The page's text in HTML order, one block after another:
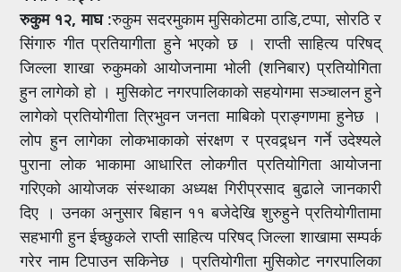
रुकुम १२, माघ:रुकुम सदरमुकाम मुसिकोटमा ठाडि,टप्पा, सोरठि र
सिंगारु गीत प्रतियागीता हुने भएको छ । राप्ती साहित्य परिषद्
जिल्ला शाखा रुकुमको आयोजनामा भोली (शनिबार) प्रतियोगिता
हुन लागेको हो । मुसिकोट नगरपालिकाको सहयोगमा सञ्चालन हुने
लागेको प्रतियोगीता त्रिभुवन जनता माबिको प्राङ्गणमा हुनेछ ।
लोप हुन लागेका लोकभाकाको संरक्षण र प्रवद्र्धन गर्ने उदेश्यले
पुराना लोक भाकामा आधारित लोकगीत प्रतियोगिता आयोजना
गरिएको आयोजक संस्थाका अध्यक्ष गिरीप्रसाद बुढाले जानकारी
दिए । उनका अनुसार बिहान ११ बजेदेखि शुरुहुने प्रतियोगीतामा
सहभागी हुन ईच्छुकले राप्ती साहित्य परिषद् जिल्ला शाखामा सम्पर्क
गरेर नाम टिपाउन सकिनेछ । प्रतियोगीता मुसिकोट नगरपालिका